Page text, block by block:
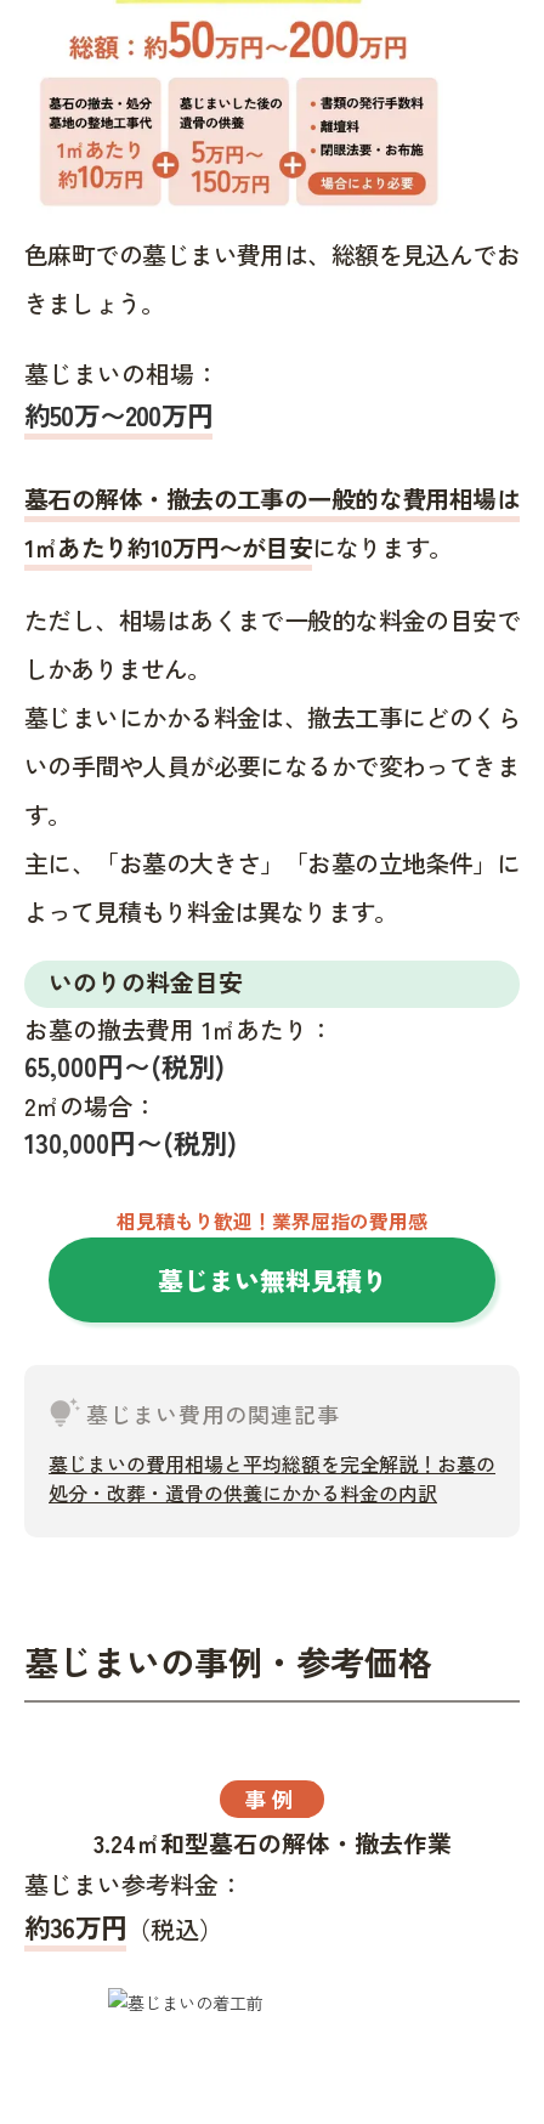
色麻町での墓じまい費用は、総額を見込んでお
きましょう。
墓じまいの相場：
約50万〜200万円
墓石の解体・撤去の工事の一般的な費用相場は
1㎡あたり約10万円〜が目安になります。
ただし、相場はあくまで一般的な料金の目安で
しかありません。
墓じまいにかかる料金は、撤去工事にどのくら
いの手間や人員が必要になるかで変わってきま
す。
主に、「お墓の大きさ」「お墓の立地条件」に
よって見積もり料金は異なります。
いのりの料金目安
お墓の撤去費用 1㎡あたり：
65,000円〜(税別)
2㎡の場合：
130,000円〜(税別)
相見積もり歓迎！業界屈指の費用感
墓じまい無料見積り
tips_and_updates墓じまい費用の関連記事
墓じまいの費用相場と平均総額を完全解説！お墓の
処分・改葬・遺骨の供養にかかる料金の内訳
墓じまいの事例・参考価格
事例
3.24㎡和型墓石の解体・撤去作業
墓じまい参考料金：
約36万円 （税込）